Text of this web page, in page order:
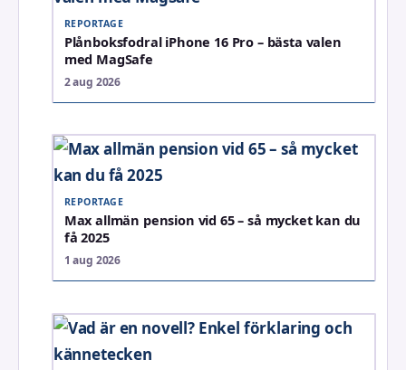
REPORTAGE
Plånboksfodral iPhone 16 Pro – bästa valen
med MagSafe
2 aug 2026
REPORTAGE
Max allmän pension vid 65 – så mycket kan du
få 2025
1 aug 2026